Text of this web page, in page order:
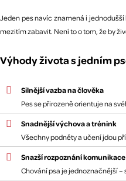
Jeden pes navíc znamená i
mezitím zabavit. Není to o tom, že by
Výhody života s jedním
Silnější vazba na člověka
Pes se přirozeně orientuje na
Snadnější výchova a trénink
Všechny podněty a učení jdou
Snazší rozpoznání komunikace
Chování psa je jednoznačnější